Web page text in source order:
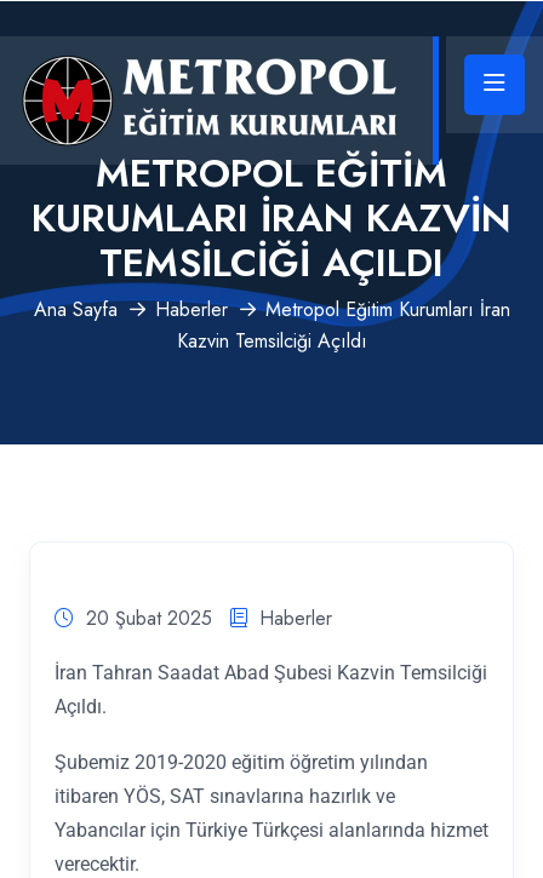
METROPOL EĞITIM
KURUMLARI İRAN KAZVIN
TEMSILCIĞI AÇILDI
Ana Sayfa Haberler
Metropol Eğitim Kurumları İran
Kazvin Temsilciği Açıldı
20 Şubat 2025 Haberler
İran Tahran Saadat Abad Şubesi Kazvin Temsilciği
Açıldı.
Şubemiz 2019-2020 eğitim öğretim yılından
itibaren YÖS, SAT sınavlarına hazırlık ve
Yabancılar için Türkiye Türkçesi alanlarında hizmet
verecektir.